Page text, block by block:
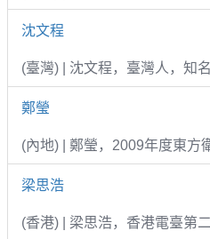
沈文程
(臺灣) | 沈文程，臺灣人，知
鄭瑩
(內地) | 鄭瑩，2009年度東方
梁思浩
(香港) | 梁思浩，香港電臺第